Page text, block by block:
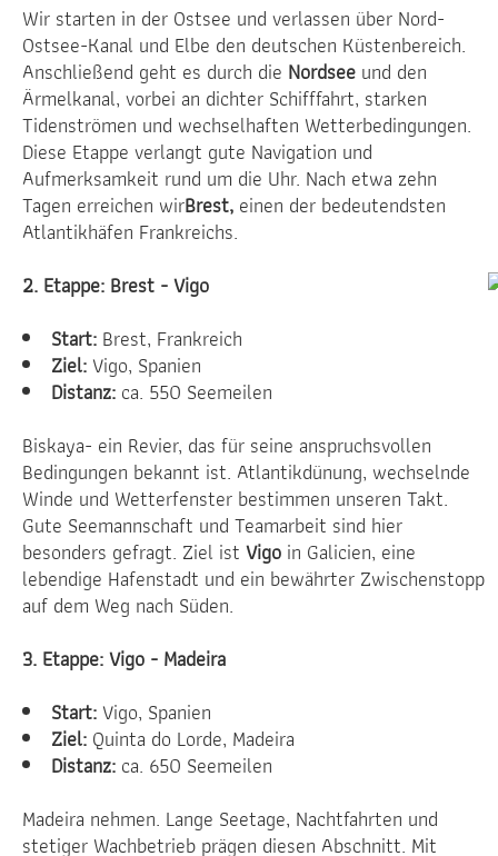
Wir starten in der Ostsee und verlassen über Nord-
Ostsee-Kanal und Elbe den deutschen Küstenbereich.
Anschließend geht es durch die Nordsee und den
Ärmelkanal, vorbei an dichter Schifffahrt, starken
Tidenströmen und wechselhaften Wetterbedingungen.
Diese Etappe verlangt gute Navigation und
Aufmerksamkeit rund um die Uhr. Nach etwa zehn
Tagen erreichen wirBrest, einen der bedeutendsten
Atlantikhäfen Frankreichs.
2. Etappe: Brest - Vigo
Start: Brest, Frankreich
Ziel: Vigo, Spanien
Distanz: ca. 550 Seemeilen
Biskaya- ein Revier, das für seine anspruchsvollen
Bedingungen bekannt ist. Atlantikdünung, wechselnde
Winde und Wetterfenster bestimmen unseren Takt.
Gute Seemannschaft und Teamarbeit sind hier
besonders gefragt. Ziel ist Vigo in Galicien, eine
lebendige Hafenstadt und ein bewährter Zwischenstopp
auf dem Weg nach Süden.
3. Etappe: Vigo - Madeira
Start: Vigo, Spanien
Ziel: Quinta do Lorde, Madeira
Distanz: ca. 650 Seemeilen
Madeira nehmen. Lange Seetage, Nachtfahrten und
stetiger Wachbetrieb prägen diesen Abschnitt. Mit